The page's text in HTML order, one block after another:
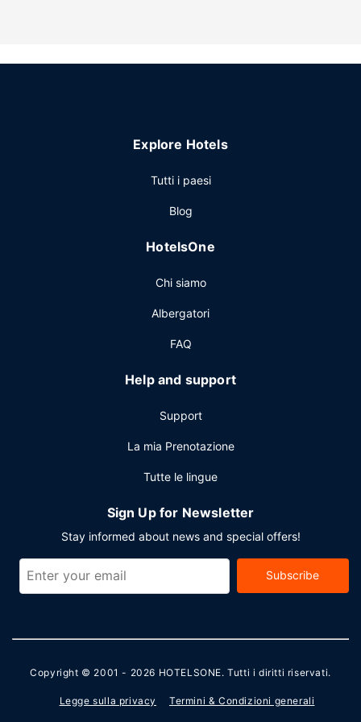
Explore Hotels
Tutti i paesi
Blog
HotelsOne
Chi siamo
Albergatori
FAQ
Help and support
Support
La mia Prenotazione
Tutte le lingue
Sign Up for Newsletter
Stay informed about news and special offers!
Subscribe
Copyright © 2001 - 2026 HOTELSONE. Tutti i diritti riservati.
Legge sulla privacy Termini & Condizioni generali